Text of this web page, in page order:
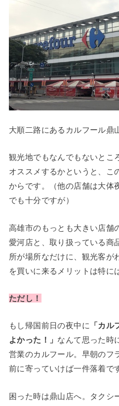
大順二路にあるカルフール鼎
観光地でもなんでもないとこ
オススメするかというと、こ
からです。（他の店舗は大体
でも十分ですが）
高雄市のもっとも大きい店舗
愛河店と、取り扱っている商
所が場所なだけに、観光客が
を買いに来るメリットは特に
ただし！
もし帰国前日の夜中に
「カ
よかった！」 なんて思った時
営業のカルフール。早朝のフ
前に寄っていけば一件落着で
困った時は鼎山店へ。タクシ